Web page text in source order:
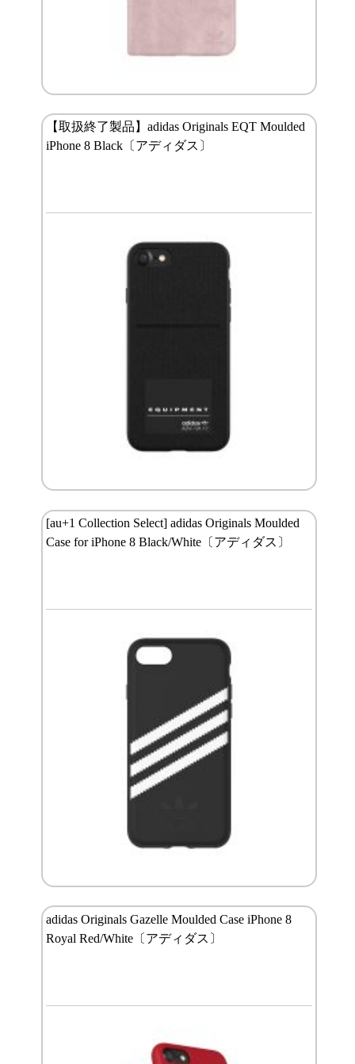
【取扱終了製品】adidas Originals EQT Moulded
iPhone 8 Black〔アディダス〕
[au+1 Collection Select] adidas Originals Moulded
Case for iPhone 8 Black/White〔アディダス〕
adidas Originals Gazelle Moulded Case iPhone 8
Royal Red/White〔アディダス〕